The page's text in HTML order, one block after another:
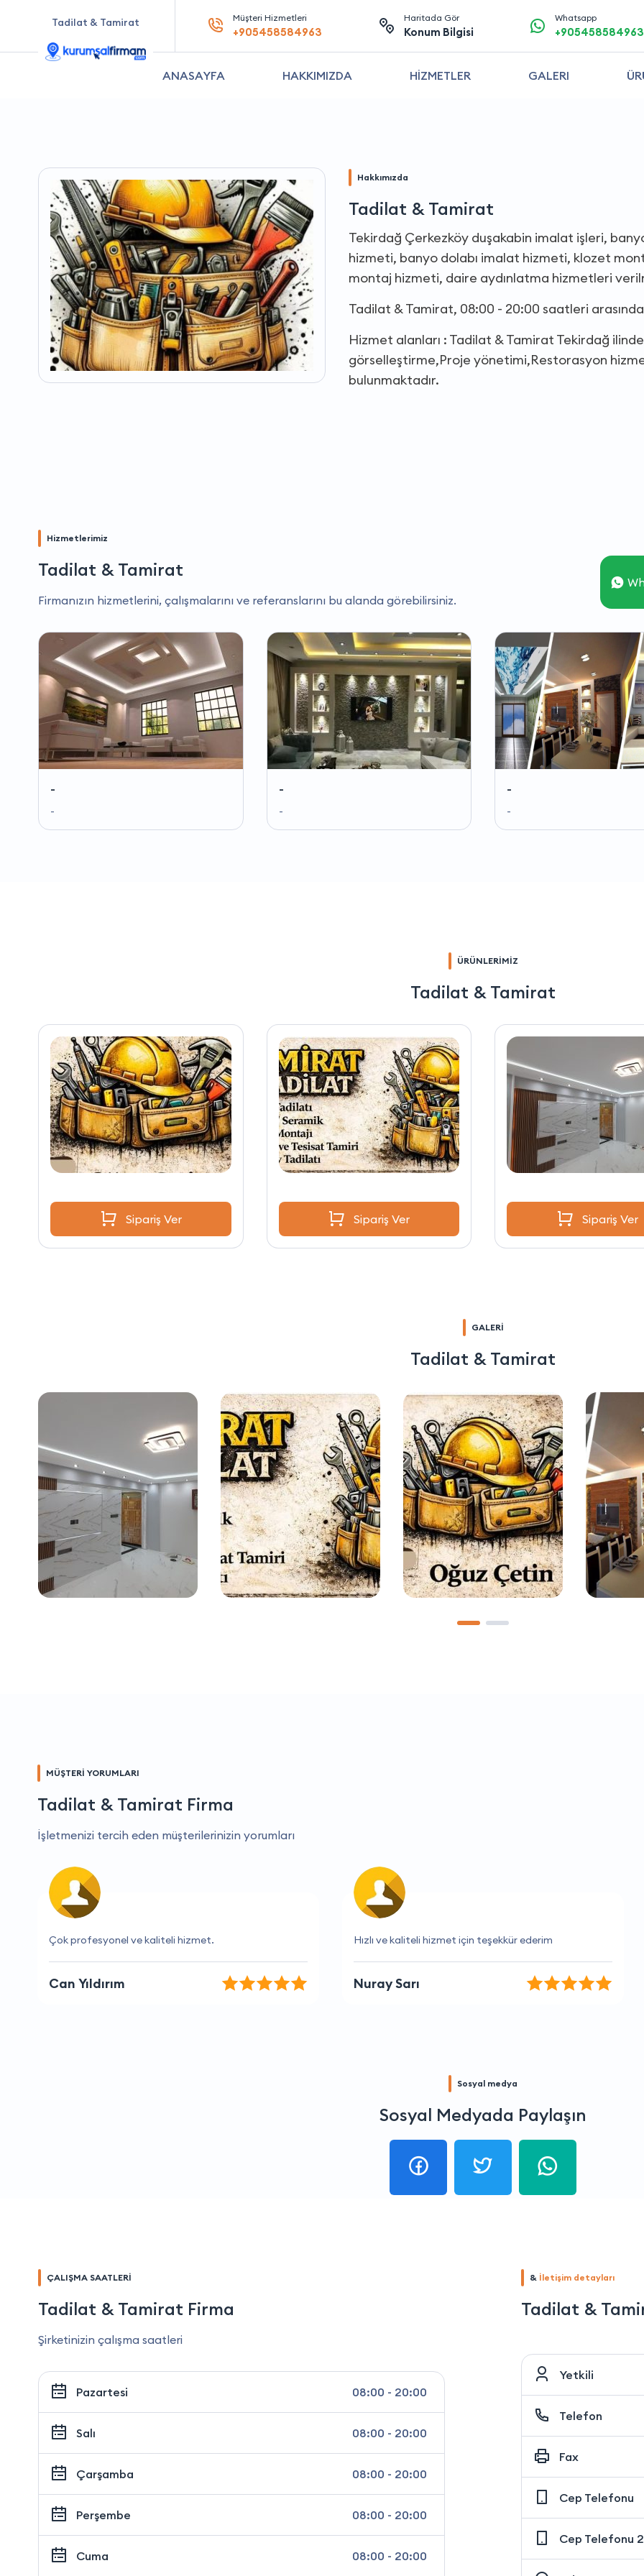
Tadilat & Tamirat Müşteri Hizmetleri
+905458584963
Haritada Gör
Konum Bilgisi
Whatsapp
+905458584963
ANASAYFA HAKKIMIZDA HİZMETLER GALERI
Hakkımızda
Tadilat & Tamirat
Tekirdağ Çerkezköy duşakabin imalat işleri,
hizmeti, banyo dolabı imalat hizmeti, klozet
montaj hizmeti, daire aydınlatma hizmetleri
Tadilat & Tamirat, 08:00 - 20:00 saatleri
Hizmet alanları : Tadilat & Tamirat Tekirdağ
görselleştirme,Proje yönetimi,Restorasyon
bulunmaktadır.
Hizmetlerimiz
Tadilat & Tamirat
Firmanızın hizmetlerini, çalışmalarını ve referanslarını bu alanda görebilirsiniz.
-
-
-
-
-
-
ÜRÜNLERİMİZ
Tadilat & Tamirat
Sipariş Ver Sipariş Ver Sipariş Ver
GALERİ
Tadilat & Tamirat
MÜŞTERİ YORUMLARI
Tadilat & Tamirat Firma
İşletmenizi tercih eden müşterilerinizin yorumları
Hızlı ve kaliteli hizmet için teşekkür ederim
Nuray Sarı
Hizmetleri beni her zaman memnun ediyor
Osman Deniz
Sosyal medya
Sosyal Medyada Paylaşın
ÇALIŞMA SAATLERİ
Tadilat & Tamirat Firma
Şirketinizin çalışma saatleri
Pazartesi 08:00 - 20:00
Salı 08:00 - 20:00
Çarşamba 08:00 - 20:00
Perşembe 08:00 - 20:00
Cuma 08:00 - 20:00
& İletişim detayları
Tadilat &
Yetkili
Telefon
Fax
Cep Telefonu
Cep Telefonu 2